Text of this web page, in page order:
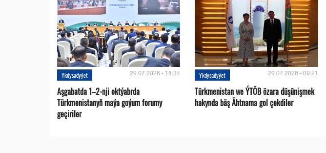
Ykdysadyýet 29.07.2026 - 14:34
Aşgabatda 1–2-nji oktýabrda
Türkmenistanyň maýa goýum forumy
geçiriler
Ykdysadyýet 29.07.2026 - 09:21
Türkmenistan we ÝTÖB özara düşünişmek
hakynda bäş Ähtnama gol çekdiler